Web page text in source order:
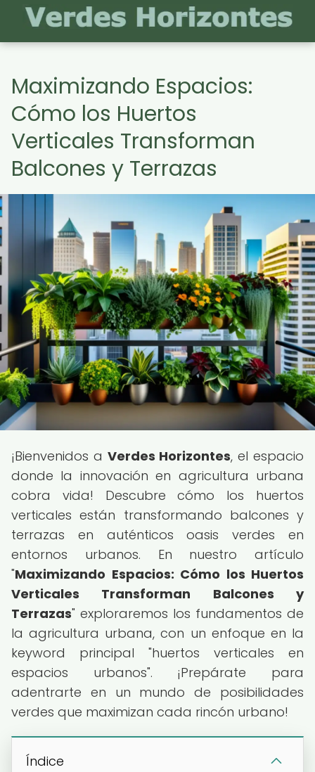
Maximizando Espacios:
Cómo los Huertos
Verticales Transforman
Balcones y Terrazas
¡Bienvenidos a Verdes Horizontes, el espacio
donde la innovación en agricultura urbana
cobra vida! Descubre cómo los huertos
verticales están transformando balcones y
terrazas en auténticos oasis verdes en
entornos urbanos. En nuestro artículo
"Maximizando Espacios: Cómo los Huertos
Verticales Transforman Balcones y
Terrazas" exploraremos los fundamentos de
la agricultura urbana, con un enfoque en la
keyword principal "huertos verticales en
espacios urbanos". ¡Prepárate para
adentrarte en un mundo de posibilidades
verdes que maximizan cada rincón urbano!
Índice